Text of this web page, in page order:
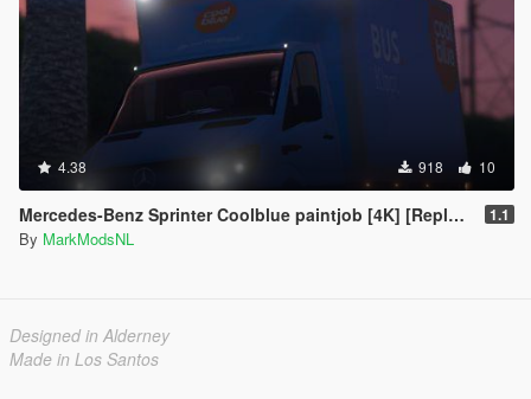
4.38 918 10
Mercedes-Benz Sprinter Coolblue paintjob [4K] [Replace] 1.1
By MarkModsNL
Designed in Alderney
Made in Los Santos